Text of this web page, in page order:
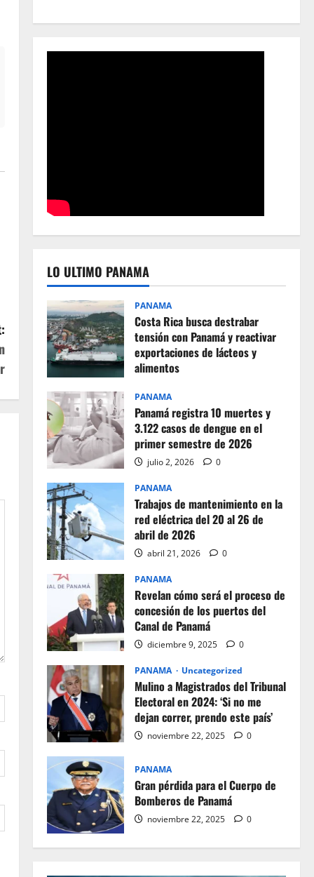
LO ULTIMO PANAMA
PANAMA
Costa Rica busca destrabar
tensión con Panamá y reactivar
exportaciones de lácteos y
alimentos
PANAMA
Panamá registra 10 muertes y
3.122 casos de dengue en el
primer semestre de 2026
julio 2, 2026 0
PANAMA
Trabajos de mantenimiento en la
red eléctrica del 20 al 26 de
abril de 2026
abril 21, 2026 0
PANAMA
Revelan cómo será el proceso de
concesión de los puertos del
Canal de Panamá
diciembre 9, 2025 0
PANAMA Uncategorized
Mulino a Magistrados del Tribunal
Electoral en 2024: ‘Si no me
dejan correr, prendo este país’
noviembre 22, 2025 0
PANAMA
Gran pérdida para el Cuerpo de
Bomberos de Panamá
noviembre 22, 2025 0